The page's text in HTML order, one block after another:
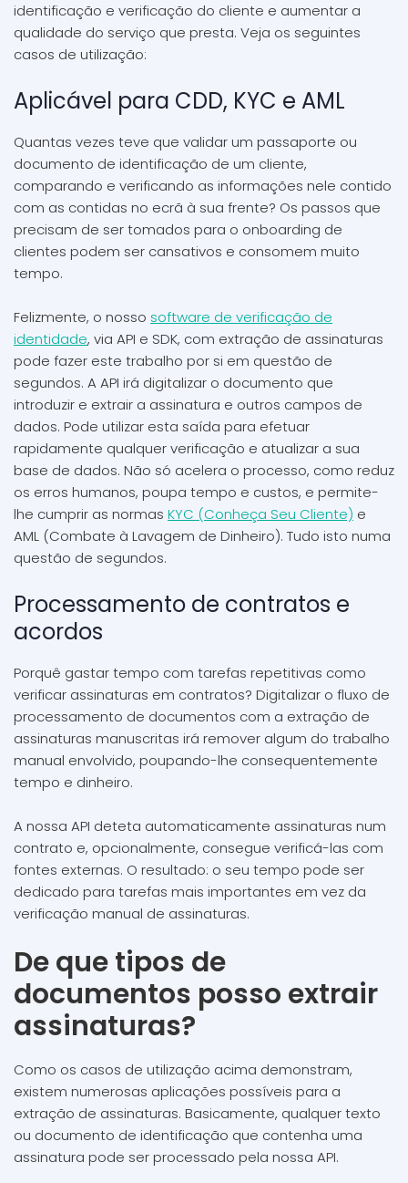
identificação e verificação do cliente e aumentar a
qualidade do serviço que presta. Veja os seguintes
casos de utilização:
Aplicável para CDD, KYC e AML
Quantas vezes teve que validar um passaporte ou
documento de identificação de um cliente,
comparando e verificando as informações nele contido
com as contidas no ecrã à sua frente? Os passos que
precisam de ser tomados para o onboarding de
clientes podem ser cansativos e consomem muito
tempo.
Felizmente, o nosso software de verificação de
identidade, via API e SDK, com extração de assinaturas
pode fazer este trabalho por si em questão de
segundos. A API irá digitalizar o documento que
introduzir e extrair a assinatura e outros campos de
dados. Pode utilizar esta saída para efetuar
rapidamente qualquer verificação e atualizar a sua
base de dados. Não só acelera o processo, como reduz
os erros humanos, poupa tempo e custos, e permite-
lhe cumprir as normas KYC (Conheça Seu Cliente) e
AML (Combate à Lavagem de Dinheiro). Tudo isto numa
questão de segundos.
Processamento de contratos e
acordos
Porquê gastar tempo com tarefas repetitivas como
verificar assinaturas em contratos? Digitalizar o fluxo de
processamento de documentos com a extração de
assinaturas manuscritas irá remover algum do trabalho
manual envolvido, poupando-lhe consequentemente
tempo e dinheiro.
A nossa API deteta automaticamente assinaturas num
contrato e, opcionalmente, consegue verificá-las com
fontes externas. O resultado: o seu tempo pode ser
dedicado para tarefas mais importantes em vez da
verificação manual de assinaturas.
De que tipos de
documentos posso extrair
assinaturas?
Como os casos de utilização acima demonstram,
existem numerosas aplicações possíveis para a
extração de assinaturas. Basicamente, qualquer texto
ou documento de identificação que contenha uma
assinatura pode ser processado pela nossa API.